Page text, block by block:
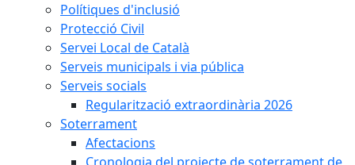
Polítiques d'inclusió
Protecció Civil
Servei Local de Català
Serveis municipals i via pública
Serveis socials
Regularització extraordinària 2026
Soterrament
Afectacions